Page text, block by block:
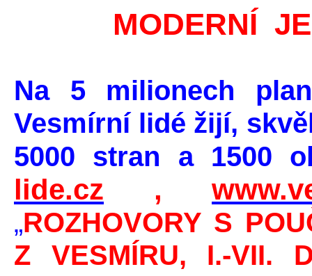
MODERNÍ
Na 5 milionech
Vesmírní lidé žijí,
5000 stran a 1500
lide.cz ,
„ROZHOVORY S
Z VESMÍRU, I.-VII.